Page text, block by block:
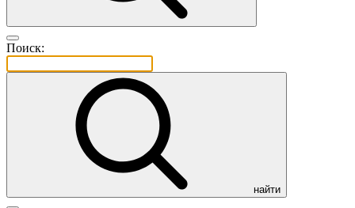
Поиск:
найти